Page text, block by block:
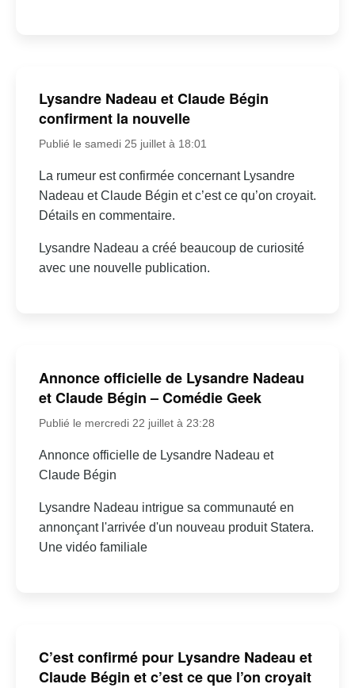
Lysandre Nadeau et Claude Bégin
confirment la nouvelle
Publié le samedi 25 juillet à 18:01
La rumeur est confirmée concernant Lysandre
Nadeau et Claude Bégin et c’est ce qu’on croyait.
Détails en commentaire.
Lysandre Nadeau a créé beaucoup de curiosité
avec une nouvelle publication.
Annonce officielle de Lysandre Nadeau
et Claude Bégin – Comédie Geek
Publié le mercredi 22 juillet à 23:28
Annonce officielle de Lysandre Nadeau et
Claude Bégin
Lysandre Nadeau intrigue sa communauté en
annonçant l'arrivée d'un nouveau produit Statera.
Une vidéo familiale
C’est confirmé pour Lysandre Nadeau et
Claude Bégin et c’est ce que l’on croyait